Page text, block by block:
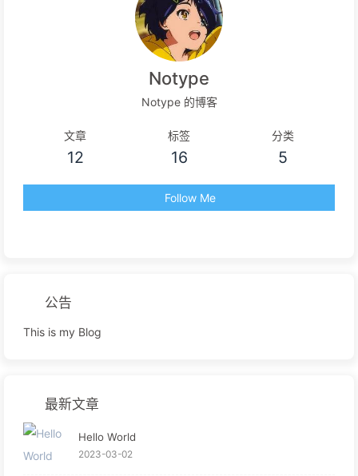
Notype
Notype 的博客
文章
12
标签
16
分类
5
Follow Me
公告
This is my Blog
最新文章
Hello World
2023-03-02